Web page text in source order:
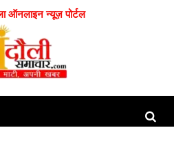
ऑनलाइन न्यूज़ पोर्टल